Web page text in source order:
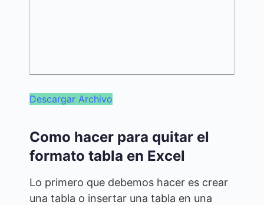
Descargar Archivo
Como hacer para quitar el
formato tabla en Excel
Lo primero que debemos hacer es crear
una tabla o insertar una tabla en una